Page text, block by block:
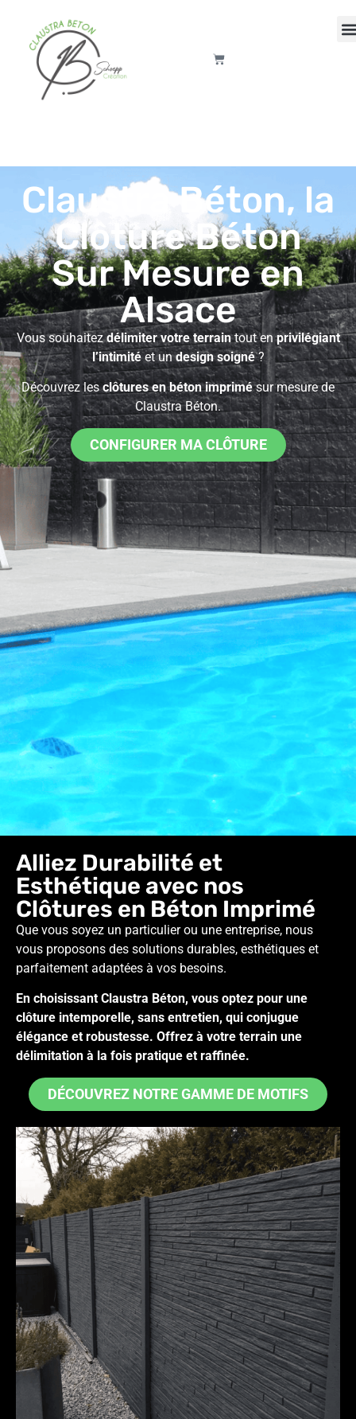
Claustra Béton, la
Clôture Béton
Sur Mesure en
Alsace
Vous souhaitezdélimiter votre terraintout enprivilégiant
l’intimitéet undesign soigné?
Découvrez lesclôtures en béton imprimésur mesure de
Claustra Béton.
CONFIGURER MA CLÔTURE
Alliez Durabilité et
Esthétique avec nos
Clôtures en Béton Imprimé
Que vous soyez un particulier ou une entreprise, nous
vous proposons des solutions durables, esthétiques et
parfaitement adaptées à vos besoins.
En choisissant Claustra Béton, vous optez pour une
clôture intemporelle, sans entretien, qui conjugue
élégance et robustesse. Offrez à votre terrain une
délimitation à la fois pratique et raffinée.
DÉCOUVREZ NOTRE GAMME DE MOTIFS